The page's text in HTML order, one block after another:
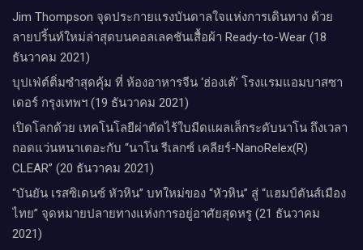
Jim Thompson จุดประกายแรงบันดาลใจแห่งการเดินทาง ด้วย
ลายปริ้นท์ใหม่ล่าสุดบนคอลเลคชันเสื้อผ้า Ready-to-Wear (18
ธันวาคม 2021)
บุปเฟ่ต์ติ่มซำสุดคุ้ม ที่ ห้อง​อาหารจีน​ ‘ฮ่องเต้’ โรงแรม​แอม​บาส​ซา​
เดอร์​ กรุงเทพฯ​ (19 ธันวาคม 2021)
เปิดโลกด้วย เทคโนโลยีผ่าตัดไร้ใบมีดแผลเล็กระดับนาโน ถึงเวลา
ถอดแว่นหนาเตอะกับ “นาโน รีเลกซ์ เคลียร์-NanoRelex(R)
CLEAR” (20 ธันวาคม 2021)
“บันยัน เรสซิเดนซ์ หัวหิน” บทใหม่ของ “หัวหิน” สู่ “แฮมป์ตันส์เมือง
ไทย” จุดหมายปลายทางแห่งการอยู่อาศัยสุดหรู (21 ธันวาคม
2021)